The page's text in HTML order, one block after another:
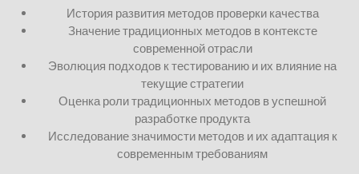
История развития методов проверки качества
Значение традиционных методов в контексте
современной отрасли
Эволюция подходов к тестированию и их влияние на
текущие стратегии
Оценка роли традиционных методов в успешной
разработке продукта
Исследование значимости методов и их адаптация к
современным требованиям